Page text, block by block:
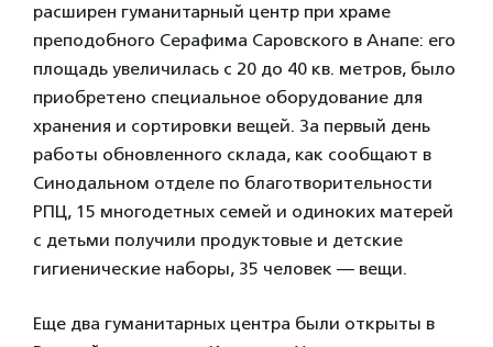
расширен гуманитарный центр при храме
преподобного Серафима Саровского в Анапе: его
площадь увеличилась с 20 до 40 кв. метров, было
приобретено специальное оборудование для
хранения и сортировки вещей. За первый день
работы обновленного склада, как сообщают в
Синодальном отделе по благотворительности
РПЦ, 15 многодетных семей и одиноких матерей
с детьми получили продуктовые и детские
гигиенические наборы, 35 человек — вещи.
Еще два гуманитарных центра были открыты в